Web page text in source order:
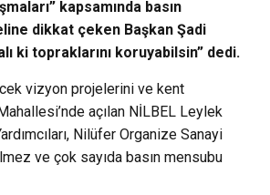
kapsamında basın
dikkat çeken Başkan Şadi
ki topraklarını koruyabilsin” dedi.
vizyon projelerini ve kent
açılan NİLBEL Leylek
Nilüfer Organize Sanayi
ve çok sayıda basın mensubu